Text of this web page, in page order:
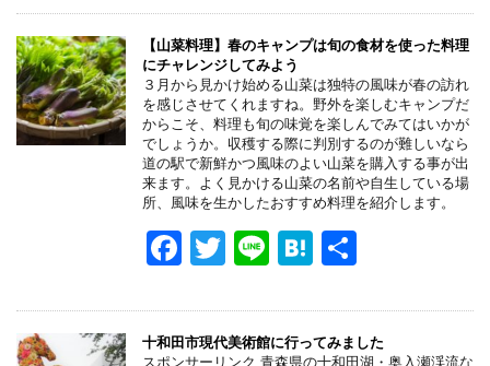
c
e
b
o
o
k
tt
er
e
e
n
a
【山菜料理】春のキャンプは旬の食材を使った料理
にチャレンジしてみよう
３月から見かけ始める山菜は独特の風味が春の訪れ
を感じさせてくれますね。野外を楽しむキャンプだ
からこそ、料理も旬の味覚を楽しんでみてはいかが
でしょうか。収穫する際に判別するのが難しいなら
道の駅で新鮮かつ風味のよい山菜を購入する事が出
来ます。よく見かける山菜の名前や自生している場
所、風味を生かしたおすすめ料理を紹介します。
F
c
e
T
tt
er
Li
e
H
e
n
十和田市現代美術館に行ってみました
スポンサーリンク 青森県の十和田湖・奥入瀬渓流な